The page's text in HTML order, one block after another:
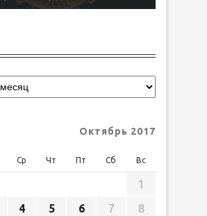
Октябрь 2017
Ср Чт Пт Сб Вс
1
4 5 6 7
8